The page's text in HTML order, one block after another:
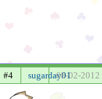
#4 sugarday01
08-02-